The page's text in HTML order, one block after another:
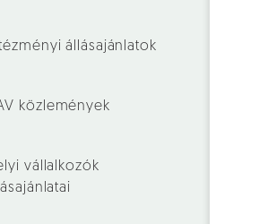
állásajánlatok
közlemények
vállalkozók